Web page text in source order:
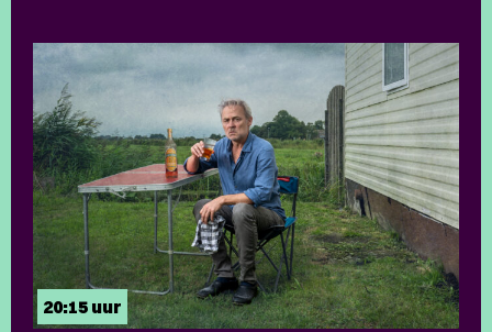
20:15 uur